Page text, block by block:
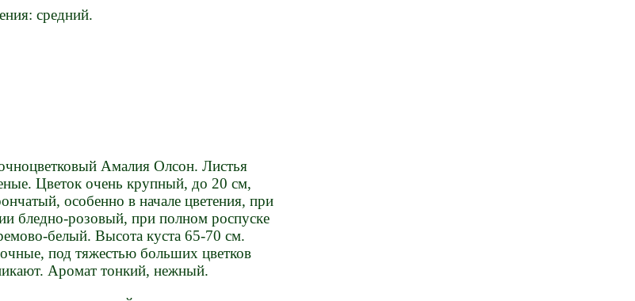
средний.
Амалия Олсон. Листья
Цветок очень крупный, до 20 см,
особенно в начале цветения, при
бледно-розовый, при полном роспуске
белый. Высота куста 65-70 см.
под тяжестью больших цветков
Аромат тонкий, нежный.